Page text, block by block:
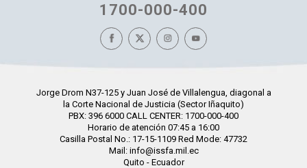
1700-000-400
Jorge Drom N37-125 y Juan José de Villalengua, diagonal a
la Corte Nacional de Justicia (Sector Iñaquito)
PBX: 396 6000 CALL CENTER: 1700-000-400
Horario de atención 07:45 a 16:00
Casilla Postal No.: 17-15-1109 Red Mode: 47732
Mail: info@issfa.mil.ec
Quito - Ecuador